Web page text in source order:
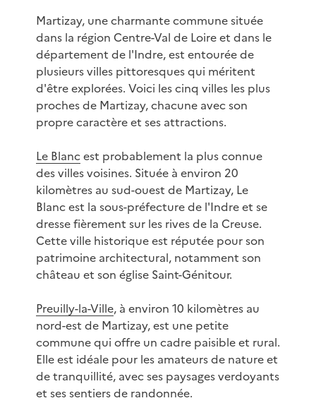
Martizay, une charmante commune située
dans la région Centre-Val de Loire et dans le
département de l'Indre, est entourée de
plusieurs villes pittoresques qui méritent
d'être explorées. Voici les cinq villes les plus
proches de Martizay, chacune avec son
propre caractère et ses attractions.
Le Blancest probablement la plus connue
des villes voisines. Située à environ 20
kilomètres au sud-ouest de Martizay, Le
Blanc est la sous-préfecture de l'Indre et se
dresse fièrement sur les rives de la Creuse.
Cette ville historique est réputée pour son
patrimoine architectural, notamment son
château et son église Saint-Génitour.
Preuilly-la-Ville, à environ 10 kilomètres au
nord-est de Martizay, est une petite
commune qui offre un cadre paisible et rural.
Elle est idéale pour les amateurs de nature et
de tranquillité, avec ses paysages verdoyants
et ses sentiers de randonnée.